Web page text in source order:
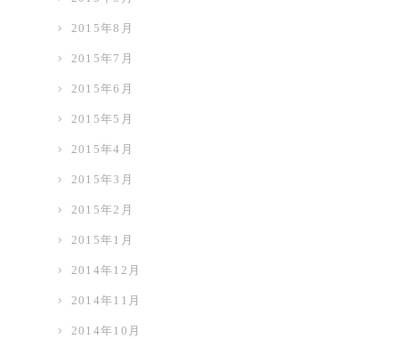
2015年8月
2015年7月
2015年6月
2015年5月
2015年4月
2015年3月
2015年2月
2015年1月
2014年12月
2014年11月
2014年10月